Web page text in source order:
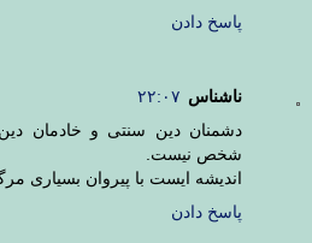
پاسخ دادن
ناشناس ۲۲:۰۷
دشمنان دین سنتی و خادمان
شخص نیست.
اندیشه ایست با پیروان بسیاری
پاسخ دادن